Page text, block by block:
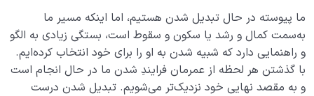
ما پیوسته در حال تبدیل شدن هستیم، اما اینکه مسیر ما
به‌سمت کمال و رشد یا سکون و سقوط است، بستگی زیادی به الگو
و راهنمایی دارد که شبیه شدن به او را برای خود انتخاب کرده‌ایم.
با گذشتن هر لحظه از عمرمان فرایندِ شدن ما در حال انجام است
و به مقصد نهایی خود نزدیک‌تر می‌شویم. تبدیل شدن درست